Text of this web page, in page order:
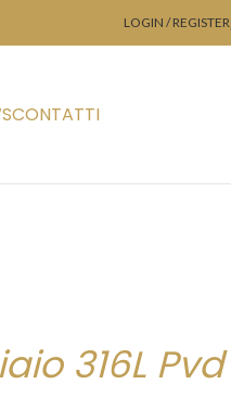
LOGIN / REGISTER
CONTATTI
316L Pvd